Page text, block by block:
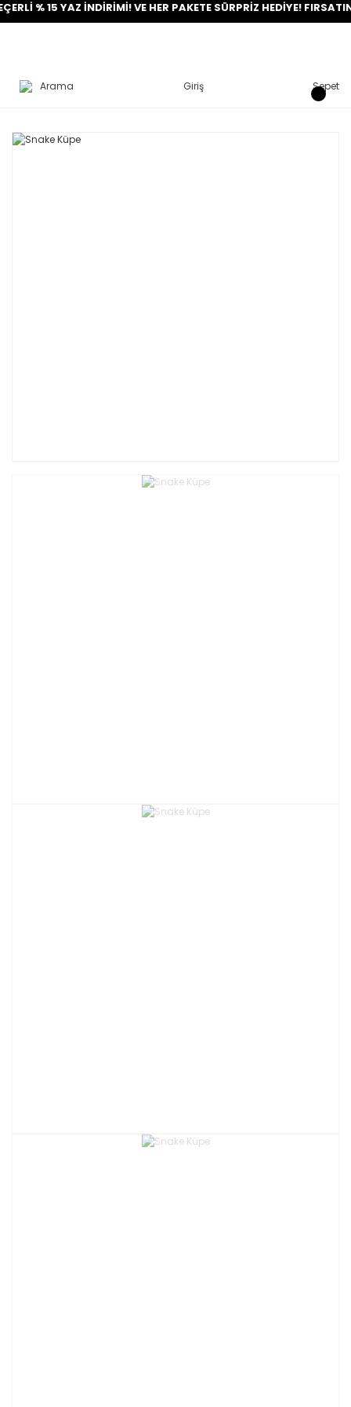
% 15 YAZ İNDİRİMİ! VE HER PAKETE SÜRPRİZ HEDİYE! FIRSATINI
Arama Giriş Sepet